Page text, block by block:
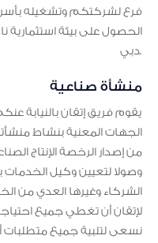
فرع لشركتكم وتشغيله
الحصول على بيئة
دبي.
منشأة صناعية
يقوم فريق إتقان بالنيابة
الجهات المعنية بنشاط
من إصدار الرخصة الإنتاج
وصولا لتعيين وكيل الخدمات
الشركاء وغيرها العدي من
لإتقان أن تغطي جميع
نسعى لتلبية جميع متطلبات